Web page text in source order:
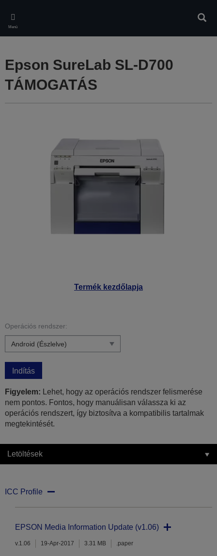
main
content
Menü
Termék kezdőlapja
Epson SureLab SL-D700
TÁMOGATÁS
Operációs rendszer:
Indítás
Figyelem: Lehet, hogy az operációs rendszer felismerése
nem pontos. Fontos, hogy manuálisan válassza ki az
operációs rendszert, így biztosítva a kompatibilis tartalmak
megtekintését.
Letöltések
ICC Profile
EPSON Media Information Update (v1.06)
v.1.06 19-Apr-2017 3.31 MB .paper